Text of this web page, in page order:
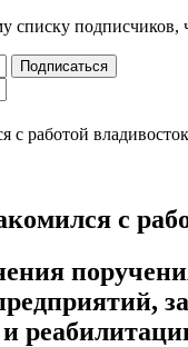
списку
Подписаться
с